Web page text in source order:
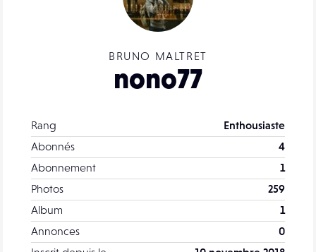
BRUNO MALTRET
nono77
Rang
Enthousiaste
Abonnés
4
Abonnement
1
Photos
259
Album
1
Annonces
0